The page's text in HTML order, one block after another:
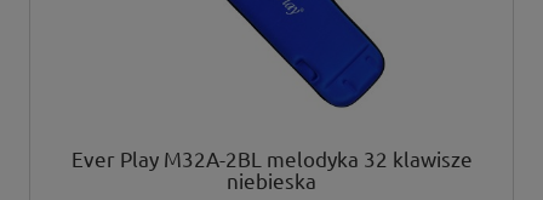
Ever Play M32A-2BL melodyka 32 klawisze
niebieska